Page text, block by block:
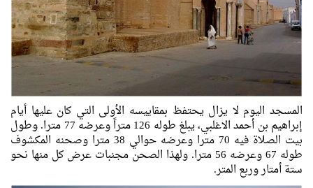
المسجد اليوم لا يزال يحتفظ بمقاييسه الأولى التي كان عليها أيام
إبراهيم بن أحمد الاغلبي، يبلغ طوله 126 متراً وعرضه 77 مترا. وطول
بيت الصلاة فيه 70 مترا وعرضه حوالي 38 مترا وصحنه المكشوف
طوله 67 وعرضه 56 مترا. ولهذا الصحن مجنبات عرض كل منها نحو
ستة أمتار وربع المتر.